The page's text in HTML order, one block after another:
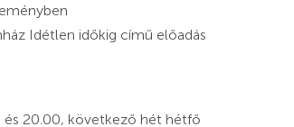
Idétlen időkig című előadás
és 20.00, következő hét hétfő